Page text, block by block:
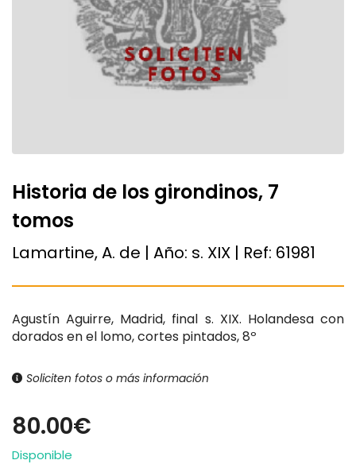
Historia de los girondinos, 7
tomos
Lamartine, A. de | Año: s. XIX | Ref: 61981
Agustín Aguirre, Madrid, final s. XIX. Holandesa con
dorados en el lomo, cortes pintados, 8º
Soliciten fotos o más información
80.00€
Disponible